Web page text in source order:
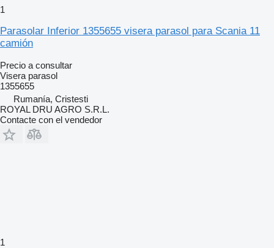
1
Parasolar Inferior 1355655 visera parasol para Scania 11
camión
Precio a consultar
Visera parasol
1355655
Rumanía, Cristesti
ROYAL DRU AGRO S.R.L.
Contacte con el vendedor
1